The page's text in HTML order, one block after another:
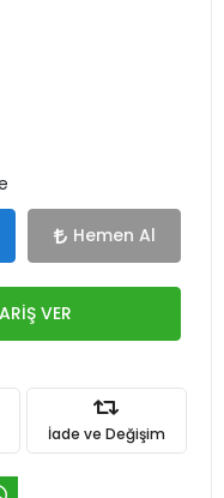
Hemen Al
VER
İade ve Değişim